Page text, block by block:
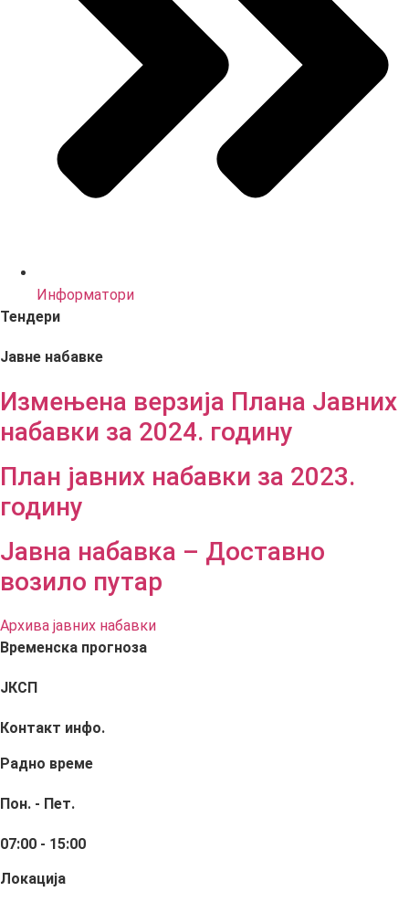
Информатори
Тендери
Јавне набавке
Измењенa верзијa Плана Јавних
набавки за 2024. годину
План јавних набавки за 2023.
годину
Јавна набавка – Доставно
возило путар
Архива јавних набавки
Временска прогноза
ЈКСП
Контакт инфо.
Радно време
Пон. - Пет.
07:00 - 15:00
Локација